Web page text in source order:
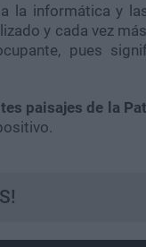
la informática y
y cada vez
pues
paisajes de la